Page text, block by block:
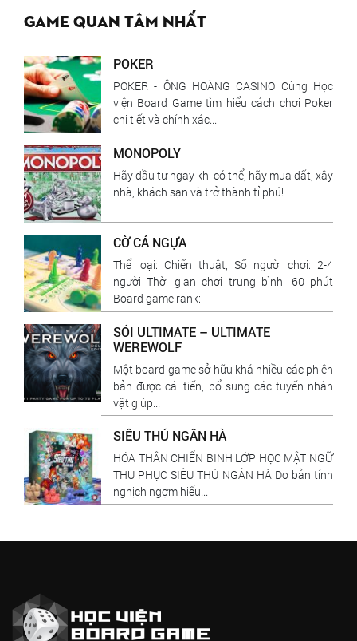
Game quan tâm nhất
POKER
POKER - ÔNG HOÀNG CASINO Cùng Học
viện Board Game tìm hiểu cách chơi Poker
chi tiết và chính xác...
MONOPOLY
Hãy đầu tư ngay khi có thể, hãy mua đất, xây
nhà, khách sạn và trở thành tỉ phú!
CỜ CÁ NGỰA
Thể loại: Chiến thuật, Số người chơi: 2-4
người Thời gian chơi trung bình: 60 phút
Board game rank:
SÓI ULTIMATE – ULTIMATE
WEREWOLF
Một board game sở hữu khá nhiều các phiên
bản được cái tiến, bổ sung các tuyến nhân
vật giúp...
SIÊU THÚ NGÂN HÀ
HÓA THÂN CHIẾN BINH LỚP HỌC MẬT NGỮ
THU PHỤC SIÊU THÚ NGÂN HÀ Do bản tính
nghịch ngợm hiếu...